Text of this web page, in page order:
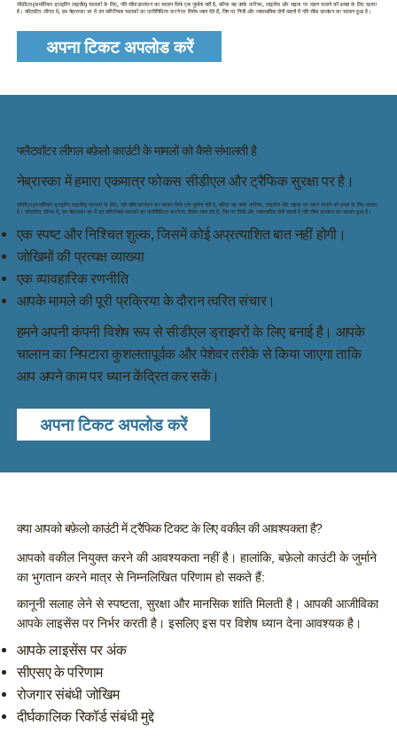
सीडीएल (कमर्शियल ड्राइविंग लाइसेंस) चालकों के लिए, गति सीमा उल्लंघन का चालान सिर्फ एक जुर्माना नहीं है, बल्कि यह उनके करियर, लाइसेंस और सड़क पर वाहन चलाने की क्षमता के लिए खतरा
है। फ्लैटवॉटर लीगल में, हम नेब्रास्का भर में उन वाणिज्यिक चालकों का प्रतिनिधित्व करने पर विशेष ध्यान देते हैं, जिन पर निजी और व्यावसायिक दोनों वाहनों में गति सीमा उल्लंघन का चालान हुआ है।
अपना टिकट अपलोड करें
फ्लैटवॉटर लीगल बफ़ेलो काउंटी के मामलों को कैसे संभालती है
नेब्रास्का में हमारा एकमात्र फोकस सीडीएल और ट्रैफिक सुरक्षा पर है।
सीडीएल (कमर्शियल ड्राइविंग लाइसेंस) चालकों के लिए, गति सीमा उल्लंघन का चालान सिर्फ एक जुर्माना नहीं है, बल्कि यह उनके करियर, लाइसेंस और सड़क पर वाहन चलाने की क्षमता के लिए खतरा
है। फ्लैटवॉटर लीगल में, हम नेब्रास्का भर में उन वाणिज्यिक चालकों का प्रतिनिधित्व करने पर विशेष ध्यान देते हैं, जिन पर निजी और व्यावसायिक दोनों वाहनों में गति सीमा उल्लंघन का चालान हुआ है।
एक स्पष्ट और निश्चित शुल्क, जिसमें कोई अप्रत्याशित बात नहीं होगी।
जोखिमों की प्रत्यक्ष व्याख्या
एक व्यावहारिक रणनीति
आपके मामले की पूरी प्रक्रिया के दौरान त्वरित संचार।
हमने अपनी कंपनी विशेष रूप से सीडीएल ड्राइवरों के लिए बनाई है। आपके
चालान का निपटारा कुशलतापूर्वक और पेशेवर तरीके से किया जाएगा ताकि
आप अपने काम पर ध्यान केंद्रित कर सकें।
अपना टिकट अपलोड करें
क्या आपको बफ़ेलो काउंटी में ट्रैफिक टिकट के लिए वकील की आवश्यकता है?
आपको वकील नियुक्त करने की आवश्यकता नहीं है। हालांकि, बफ़ेलो काउंटी के जुर्माने
का भुगतान करने मात्र से निम्नलिखित परिणाम हो सकते हैं:
आपके लाइसेंस पर अंक
सीएसए के परिणाम
रोजगार संबंधी जोखिम
दीर्घकालिक रिकॉर्ड संबंधी मुद्दे
कानूनी सलाह लेने से स्पष्टता, सुरक्षा और मानसिक शांति मिलती है। आपकी आजीविका
आपके लाइसेंस पर निर्भर करती है। इसलिए इस पर विशेष ध्यान देना आवश्यक है।